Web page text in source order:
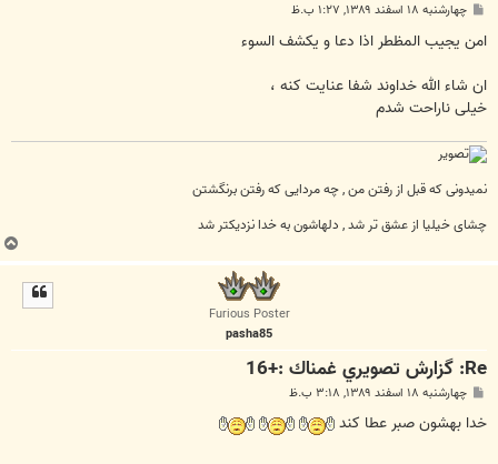
س
ت
چهارشنبه ۱۸ اسفند ۱۳۸۹, ۱:۲۷ ب.ظ
امن یجیب المظطر اذا دعا و یکشف السوء
ان شاء الله خداوند شفا عنایت کنه ،
خیلی ناراحت شدم
نمیدونی که قبل از رفتن من , چه مردایی که رفتن برنگشتن
چشای خیلیا از عشق تر شد , دلهاشون به خدا نزدیکتر شد
Furious Poster
pasha85
Re: گزارش تصويري غمناك :+16
س
ت
چهارشنبه ۱۸ اسفند ۱۳۸۹, ۳:۱۸ ب.ظ
خدا بهشون صبر عطا کند